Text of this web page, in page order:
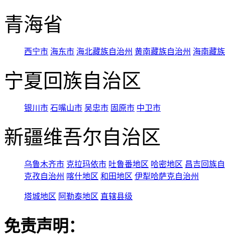
青海省
西宁市 海东市 海北藏族自治州 黄南藏族自治州 海南藏
宁夏回族自治区
银川市 石嘴山市 吴忠市 固原市 中卫市
新疆维吾尔自治区
乌鲁木齐市 克拉玛依市 吐鲁番地区 哈密地区 昌吉回族
克孜自治州 喀什地区 和田地区 伊犁哈萨克自治州
塔城地区 阿勒泰地区 直辖县级
免责声明：